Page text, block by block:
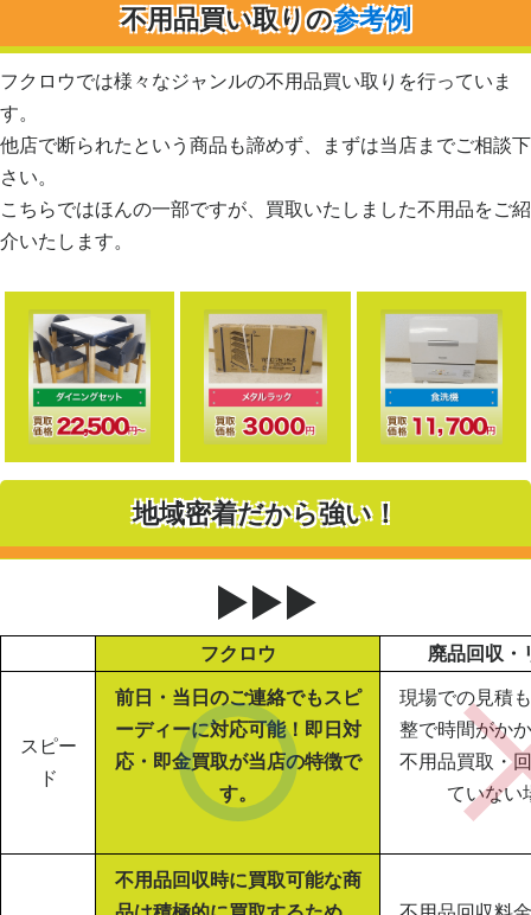
不用品買い取りの参考例
フクロウでは様々なジャンルの不用品買い取りを行っていま
す。
他店で断られたという商品も諦めず、まずは当店までご相談下
さい。
こちらではほんの一部ですが、買取いたしました不用品をご紹
介いたします。
地域密着だから強い！
▶▶▶
フクロウ 廃品回収・
スピー
ド
前日・当日のご連絡でもスピ
ーディーに対応可能！即日対
応・即金買取が当店の特徴で
す。
現場での見積
整で時間がか
不用品買取・
ていない
不用品回収時に買取可能な商